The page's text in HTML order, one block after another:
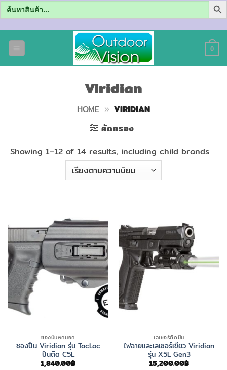
Search
for:
0
Viridian
HOME » VIRIDIAN
คัดกรอง
Showing 1–12 of 14 results, including child brands
ซองปืนพกนอก
ซองปืน Viridian รุ่น TacLoc
ปืนติด C5L
1,840.00฿
เลเซอร์ติดปืน
ไฟฉายและเลเซอร์เขียว Viridian
รุ่น X5L Gen3
15,200.00฿